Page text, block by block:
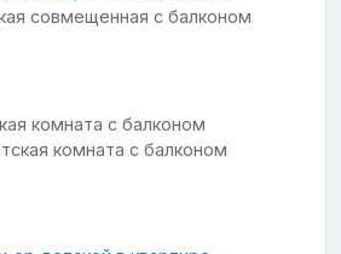
совмещенная с балконом
комната с балконом